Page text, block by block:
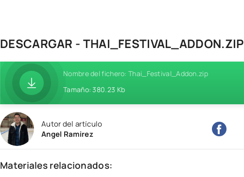
DESCARGAR - THAI_FESTIVAL_ADDON.ZIP
Nombre del fichero: Thai_Festival_Addon.zip
Tamaño: 380.23 Kb
Autor del artículo
Angel Ramirez
Materiales relacionados: